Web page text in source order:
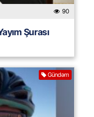
90
Şurası
Gündəm